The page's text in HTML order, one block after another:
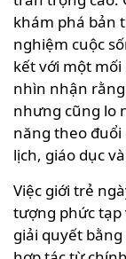
khám phá bản
nghiệm cuộc
kết với một
nhìn nhận
nhưng cũng lo
năng theo đuổi
lịch, giáo dục
Việc giới trẻ
tượng phức
giải quyết bằng